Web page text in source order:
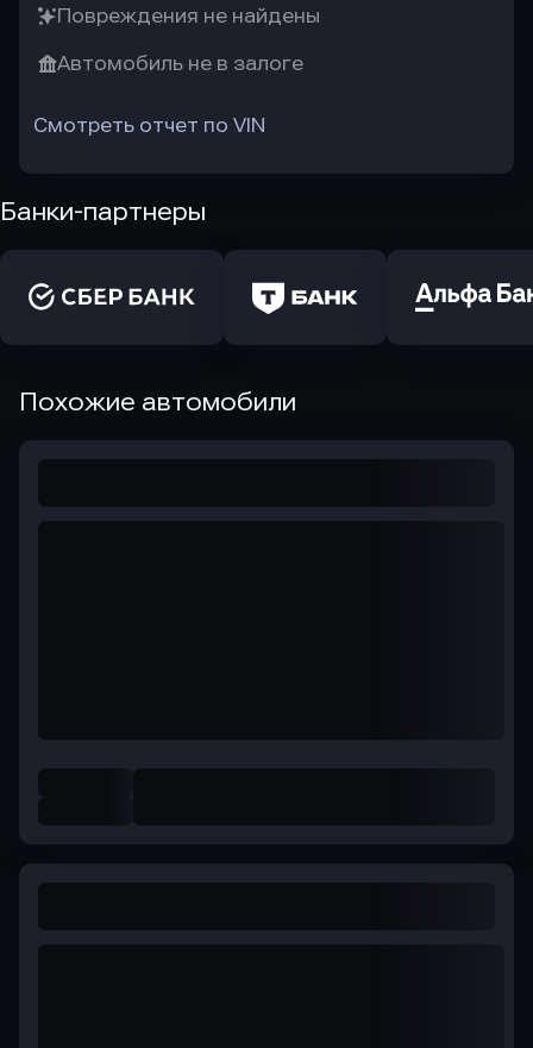
Повреждения не найдены
Автомобиль не в залоге
Смотреть отчет по VIN
Банки-партнеры
Похожие автомобили